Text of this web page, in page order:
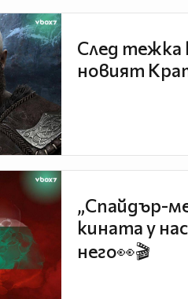
След тежка
новият
„Спайдър-
кината у
него👀🎬